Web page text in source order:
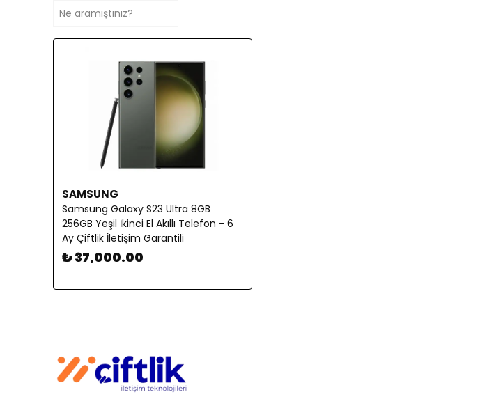
SAMSUNG
Samsung Galaxy S23 Ultra 8GB
256GB Yeşil İkinci El Akıllı Telefon - 6
Ay Çiftlik İletişim Garantili
₺ 37,000.00